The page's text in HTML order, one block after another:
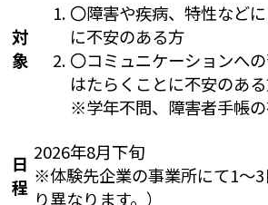
対
象
〇障害や疾病、特性など
に不安のある方
〇コミュニケーションへの
はたらくことに不安のあ
※学年不問、障害者手帳
日
程
2026年8月下旬
※体験先企業の事業所にて1～
り異なります。）